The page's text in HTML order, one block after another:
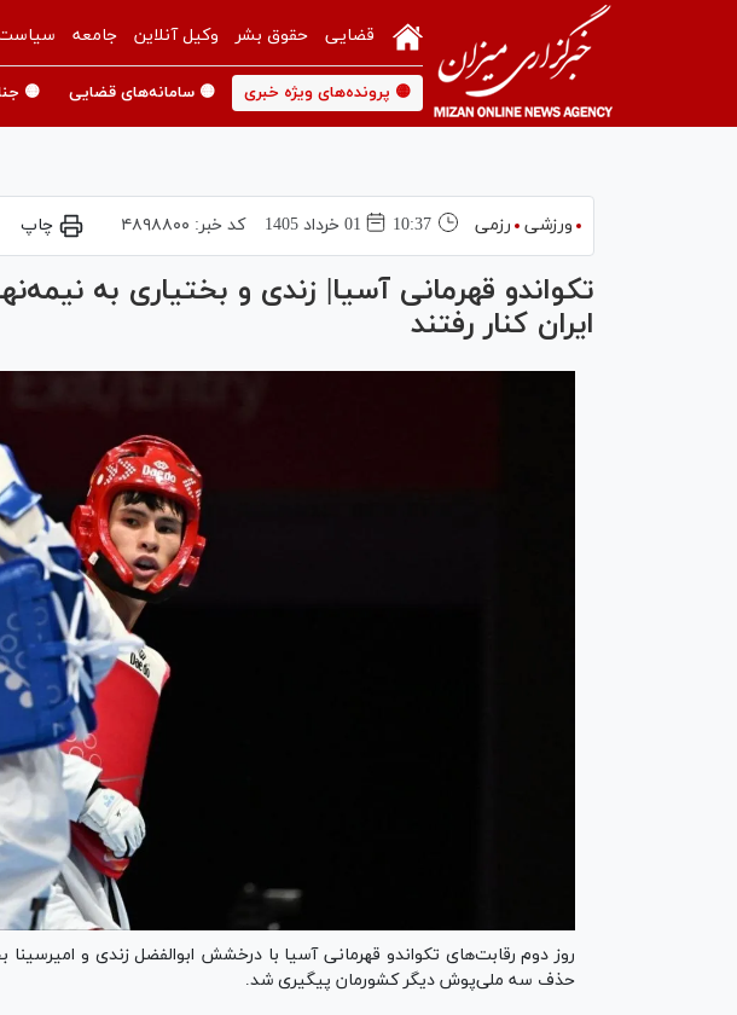
قضایی حقوق بشر وکیل آنلاین جامعه
🟡 پرونده‌های ویژه خبری 🟡 سامانه‌های قضایی 🟡
ورزشی رزمی 10:37 01 خرداد 1405 کد خبر: ۴۸۹۸۸۰۰ چاپ
ایران کنار رفتند
روز دوم رقابت‌های تکواندو قهرمانی آسیا با درخشش ابوالفضل زندی و امیرسینا
حذف سه ملی‌پوش دیگر کشورمان پیگیری شد.